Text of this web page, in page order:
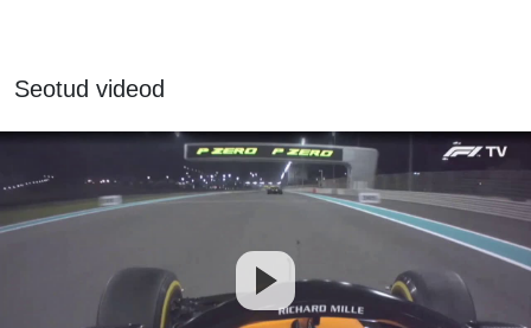
Seotud videod